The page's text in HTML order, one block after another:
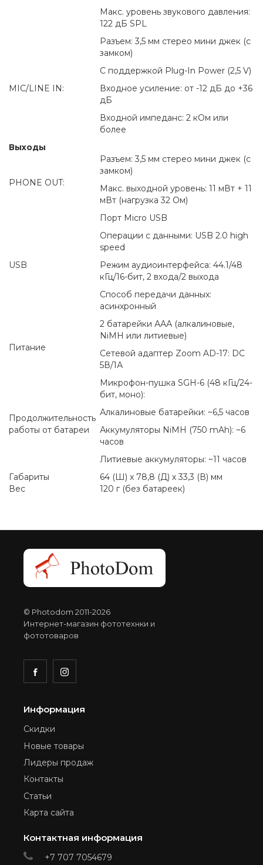
Макс. уровень звукового давления:
122 дБ SPL
MIC/LINE IN:
Разъем: 3,5 мм стерео мини джек (с
замком)
С поддержкой Plug-In Power (2,5 V)
Входное усиление: от -12 дБ до +36
дБ
Входной импеданс: 2 кОм или
более
Выходы
PHONE OUT:
Разъем: 3,5 мм стерео мини джек (с
замком)
Макс. выходной уровень: 11 мВт + 11
мВт (нагрузка 32 Ом)
USB
Порт Micro USB
Операции с данными: USB 2.0 high
speed
Режим аудиоинтерфейса: 44.1/48
кГц/16-бит, 2 входа/2 выхода
Способ передачи данных:
асинхронный
Питание
2 батарейки ААА (алкалиновые,
NiMH или литиевые)
Сетевой адаптер Zoom AD-17: DC
5В/1А
Продолжительность
работы от батареи
Микрофон-пушка SGH-6 (48 кГц/24-
бит, моно):
Алкалиновые батарейки: ~6,5 часов
Аккумуляторы NiMH (750 mAh): ~6
часов
Литиевые аккумуляторы: ~11 часов
Габариты
64 (Ш) х 78,8 (Д) х 33,3 (В) мм
Вес
120 г (без батареек)
© Photodom 2011-2026
Интернет-магазин фототехнки и
фототоваров
Информация
Скидки
Новые товары
Лидеры продаж
Контакты
Статьи
Карта сайта
Контактная информация
+7 707 7054679